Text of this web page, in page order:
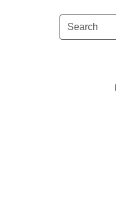
Search